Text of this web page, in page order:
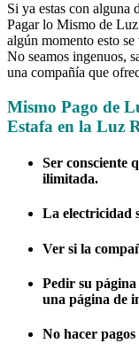
Si ya estas con alguna
Pagar lo Mismo de
algún momento esto se
No seamos ingenuos,
una compañía que
Mismo Pago de
Estafa en la Luz
Ser consciente
ilimitada.
La electricidad
Ver si la
Pedir su página
una página de
No hacer